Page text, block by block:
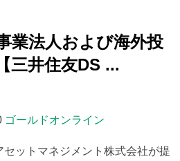
業法人および海外投
三井住友DS ...
ゴールドオンライン
ットマネジメント株式会社が提